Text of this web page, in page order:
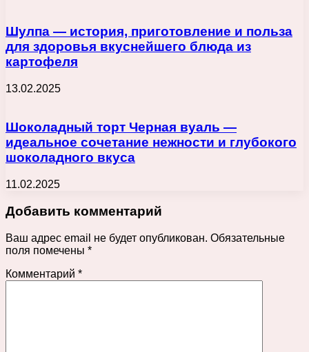
Шулпа — история, приготовление и польза
для здоровья вкуснейшего блюда из
картофеля
13.02.2025
Шоколадный торт Черная вуаль —
идеальное сочетание нежности и глубокого
шоколадного вкуса
11.02.2025
Добавить комментарий
Ваш адрес email не будет опубликован. Обязательные
поля помечены *
Комментарий *